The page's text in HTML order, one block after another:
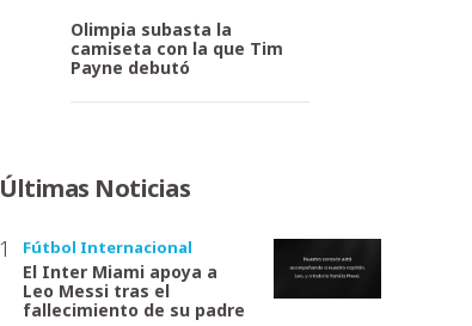
Olimpia subasta la
camiseta con la que Tim
Payne debutó
Últimas Noticias
Fútbol Internacional
El Inter Miami apoya a
Leo Messi tras el
fallecimiento de su padre